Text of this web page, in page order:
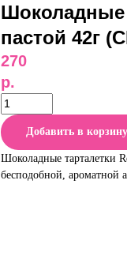
Шоколадные
пастой 42г
270
р.
Добавить в корзину
Шоколадные тарталетки
бесподобной, ароматной